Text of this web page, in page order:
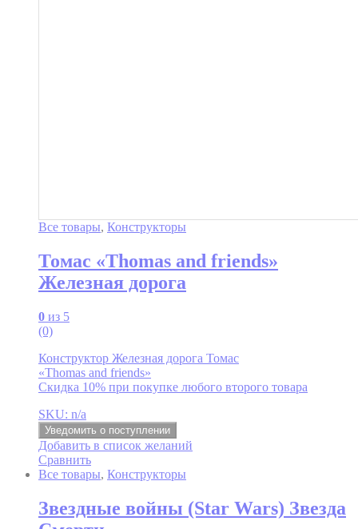
Все товары, Конструкторы
Томас «Thomas and friends»
Железная дорога
0 из 5
(0)
Конструктор Железная дорога Томас
«Thomas and friends»
Скидка 10% при покупке любого второго товара
SKU: n/a
Уведомить о поступлении
Добавить в список желаний
Сравнить
Все товары, Конструкторы
Звездные войны (Star Wars) Звезда